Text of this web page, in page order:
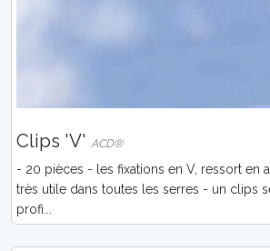
Clips 'V' ACD®
- 20 pièces - les fixations en V, ressort en
très utile dans toutes les serres - un clips
profi...